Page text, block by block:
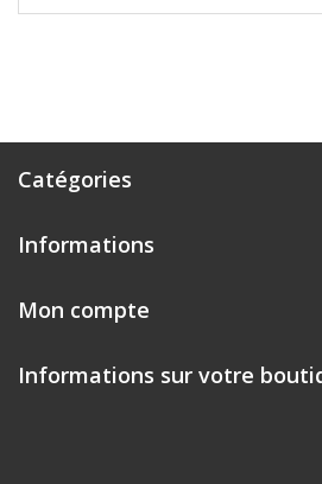
Catégories
Informations
Mon compte
Informations sur votre